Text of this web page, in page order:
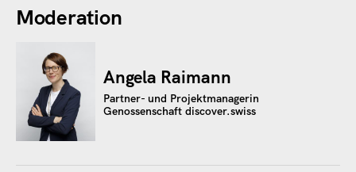
Moderation
Angela Raimann
Partner- und Projektmanagerin
Genossenschaft discover.swiss